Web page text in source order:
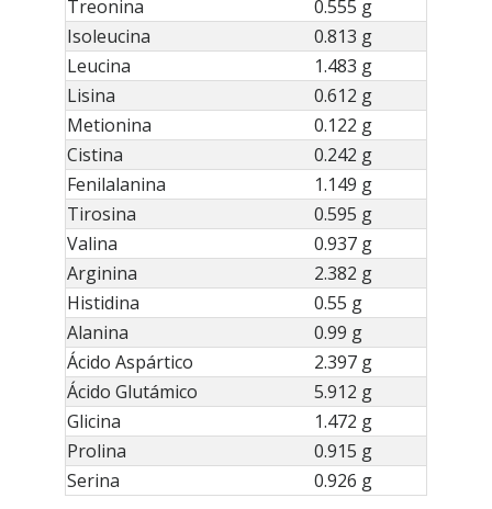
Treonina
0.555 g
Isoleucina
0.813 g
Leucina
1.483 g
Lisina
0.612 g
Metionina
0.122 g
Cistina
0.242 g
Fenilalanina
1.149 g
Tirosina
0.595 g
Valina
0.937 g
Arginina
2.382 g
Histidina
0.55 g
Alanina
0.99 g
Ácido Aspártico
2.397 g
Ácido Glutámico
5.912 g
Glicina
1.472 g
Prolina
0.915 g
Serina
0.926 g